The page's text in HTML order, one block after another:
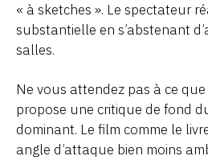
« à sketches ». Le spectateur
substantielle en s’abstenant
salles.
Ne vous attendez pas à ce que
propose une critique de fond
dominant. Le film comme le
angle d’attaque bien moins